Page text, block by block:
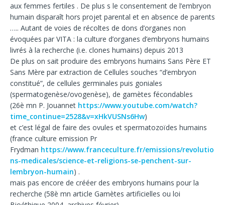
aux femmes fertiles . De plus s le consentement de l’embryon
humain disparaît hors projet parental et en absence de parents
….. Autant de voies de récoltes de dons d’organes non
évoquées par VITA : la culture d’organes d’embryons humains
livrés à la recherche (i.e. clones humains) depuis 2013
De plus on sait produire des embryons humains Sans Père ET
Sans Mère par extraction de Cellules souches “d’embryon
constitué”, de cellules germinales puis goniales
(spermatogenèse/ovogenèse), de gamètes fécondables
(26è mn P. Jouannet https://www.youtube.com/watch?
time_continue=2528&v=xHkVUSNs6Hw)
et c’est légal de faire des ovules et spermatozoïdes humains
(france culture emission Pr
Frydman https://www.franceculture.fr/emissions/revolutio
ns-medicales/science-et-religions-se-penchent-sur-
lembryon-humain) .
mais pas encore de crééer des embryons humains pour la
recherche (58è mn article Gamètes artificielles ou loi